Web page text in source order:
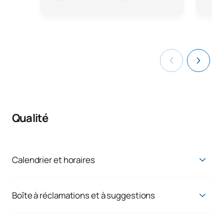
Qualité
Calendrier et horaires
Emplois du temps de la formation:Consultation publique
Boîte à réclamations et à suggestions